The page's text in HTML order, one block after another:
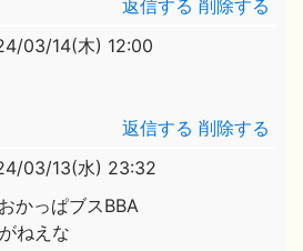
返信する 削除する
03/14(木) 12:00
返信する 削除する
03/13(水) 23:32
かっぱブスBBA
ねえな